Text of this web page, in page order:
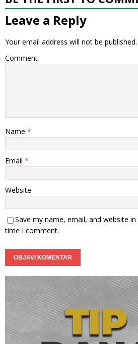
Leave a Reply
Your email address will not be published.
Comment
Name *
Email *
Website
Save my name, email, and website
time I comment.